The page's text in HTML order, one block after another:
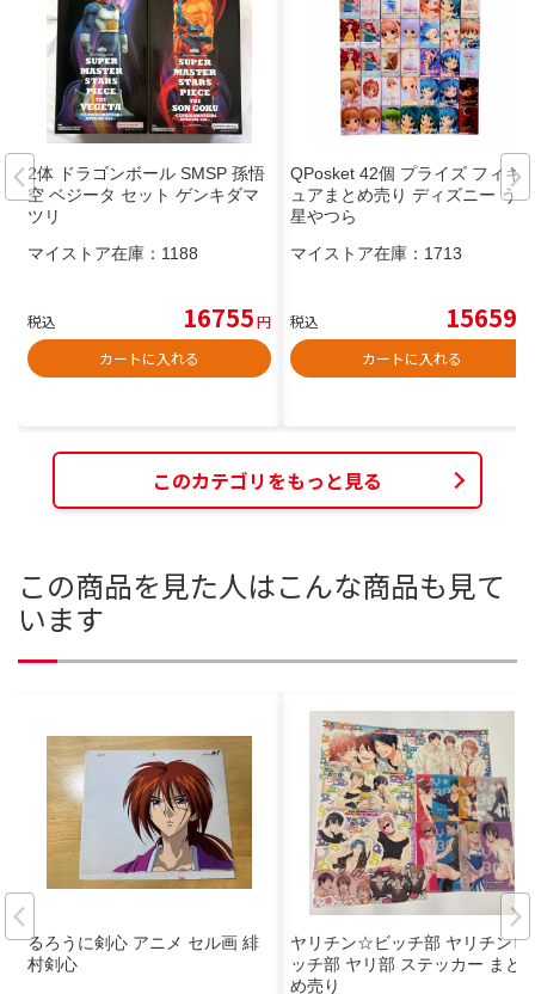
2体 ドラゴンボール SMSP 孫悟
空 ベジータ セット ゲンキダマ
ツリ
マイストア在庫： 1188
税込 16755円
カートに入れる
QPosket 42個 プライズ フィギ
ュアまとめ売り ディズニー うる
星やつら
マイストア在庫： 1713
税込 15659
カートに入れる
このカテゴリをもっと見る
この商品を見た人はこんな商品も見て
います
るろうに剣心 アニメ セル画 緋
村剣心
ヤリチン☆ビッチ部 ヤリチンビ
ッチ部 ヤリ部 ステッカー まと
め売り